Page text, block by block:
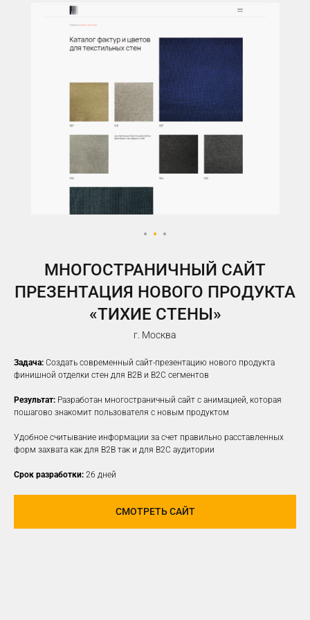
МНОГОСТРАНИЧНЫЙ САЙТ
ПРЕЗЕНТАЦИЯ НОВОГО ПРОДУКТА
«ТИХИЕ СТЕНЫ»
г. Москва
Задача: Создать современный сайт-презентацию нового продукта
финишной отделки стен для B2B и B2C сегментов
Результат: Разработан многостраничный сайт с анимацией, которая
пошагово знакомит пользователя с новым продуктом
Удобное считывание информации за счет правильно расставленных
форм захвата как для B2B так и для B2C аудитории
Срок разработки: 26 дней
СМОТРЕТЬ САЙТ